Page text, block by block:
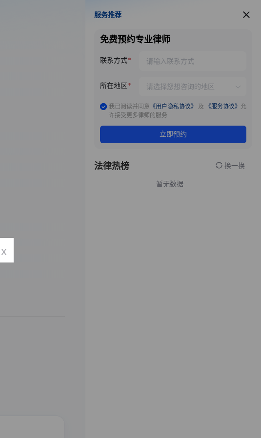
服务推荐
服务推荐
免费预约专业律师
联系方式
所在地区
我已阅读并同意 《用户隐私协议》 及 《服务协议》 允
许接受更多律师的服务
立即预约
法律热榜 换一换
暂无数据
x